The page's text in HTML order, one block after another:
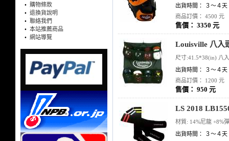
• 購物條款
• 退換貨說明
• 聯絡我們
• 本站推薦商品
• 網站導覽
出貨時間： ３～４天
商品訂價： 4500 元
售價： 3350 元
Louisville 八入
尺寸:41.5*38(in) 八
出貨時間： ３～４天
商品訂價： 1200 元
售價： 950 元
LS 2018
材質: 14%尼龍 +8%
出貨時間： ３～４天